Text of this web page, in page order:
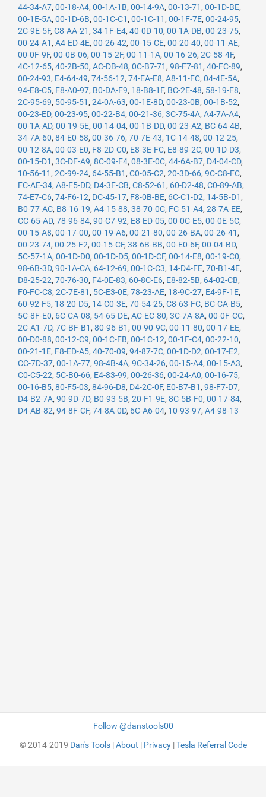
44-34-A7, 00-18-A4, 00-1A-1B, 00-14-9A, 00-13-71 , 00-1D-BE,
00-1E-5A, 00-1D-6B, 00-1C-C1 , 00-1C-11 , 00-1F-7E, 00-24-95,
2C-9E-5F, C8-AA-21 , 34-1F-E4, 40-0D-10, 00-1A-DB, 00-23-75,
00-24-A1 , A4-ED-4E, 00-26-42, 00-15-CE, 00-20-40, 00-11-AE,
00-0F-9F, 00-0B-06, 00-15-2F, 00-11-1A, 00-16-26, 2C-58-4F,
4C-12-65, 40-2B-50, AC-DB-48, 0C-B7-71 , 98-F7-81 , 40-FC-89,
00-24-93, E4-64-49, 74-56-12, 74-EA-E8, A8-11-FC, 04-4E-5A,
94-E8-C5, F8-A0-97, B0-DA-F9, 18-B8-1F, BC-2E-48, 58-19-F8,
2C-95-69, 50-95-51 , 24-0A-63, 00-1E-8D, 00-23-0B, 00-1B-52,
00-23-ED, 00-23-95, 00-22-B4, 00-21-36, 3C-75-4A, A4-7A-A4,
00-1A-AD, 00-19-5E, 00-14-04, 00-1B-DD, 00-23-A2, BC-64-4B,
34-7A-60, 84-E0-58, 00-36-76, 70-7E-43, 1C-14-48, 00-12-25,
00-12-8A, 00-03-E0, F8-2D-C0, E8-3E-FC, E8-89-2C, 00-1D-D3,
00-15-D1 , 3C-DF-A9, 8C-09-F4, 08-3E-0C, 44-6A-B7, D4-04-CD,
10-56-11 , 2C-99-24, 64-55-B1 , C0-05-C2, 20-3D-66, 9C-C8-FC,
FC-AE-34, A8-F5-DD, D4-3F-CB, C8-52-61 , 60-D2-48, C0-89-AB,
74-E7-C6, 74-F6-12, DC-45-17, F8-0B-BE, 6C-C1-D2, 14-5B-D1 ,
B0-77-AC, B8-16-19, A4-15-88, 38-70-0C, FC-51-A4, 28-7A-EE,
CC-65-AD, 78-96-84, 90-C7-92, E8-ED-05, 00-0C-E5, 00-0E-5C,
00-15-A8, 00-17-00, 00-19-A6, 00-21-80, 00-26-BA, 00-26-41 ,
00-23-74, 00-25-F2, 00-15-CF, 38-6B-BB, 00-E0-6F, 00-04-BD,
5C-57-1A, 00-1D-D0, 00-1D-D5, 00-1D-CF, 00-14-E8, 00-19-C0,
98-6B-3D, 90-1A-CA, 64-12-69, 00-1C-C3, 14-D4-FE, 70-B1-4E,
D8-25-22, 70-76-30, F4-0E-83, 60-8C-E6, E8-82-5B, 64-02-CB,
F0-FC-C8, 2C-7E-81 , 5C-E3-0E, 78-23-AE, 18-9C-27, E4-9F-1E,
60-92-F5, 18-20-D5, 14-C0-3E, 70-54-25, C8-63-FC, BC-CA-B5,
5C-8F-E0, 6C-CA-08, 54-65-DE, AC-EC-80, 3C-7A-8A, 00-0F-CC,
2C-A1-7D, 7C-BF-B1 , 80-96-B1 , 00-90-9C, 00-11-80, 00-17-EE,
00-D0-88, 00-12-C9, 00-1C-FB, 00-1C-12, 00-1F-C4, 00-22-10,
00-21-1E, F8-ED-A5, 40-70-09, 94-87-7C, 00-1D-D2, 00-17-E2,
CC-7D-37, 00-1A-77, 98-4B-4A, 9C-34-26, 00-15-A4, 00-15-A3,
C0-C5-22, 5C-B0-66, E4-83-99, 00-26-36, 00-24-A0, 00-16-75,
00-16-B5, 80-F5-03, 84-96-D8, D4-2C-0F, E0-B7-B1 , 98-F7-D7,
D4-B2-7A, 90-9D-7D, B0-93-5B, 20-F1-9E, 8C-5B-F0, 00-17-84,
D4-AB-82, 94-8F-CF, 74-8A-0D, 6C-A6-04, 10-93-97, A4-98-13
Follow @danstools00
© 2014-2019 Dan's Tools|About | Privacy|Tesla Referral Code